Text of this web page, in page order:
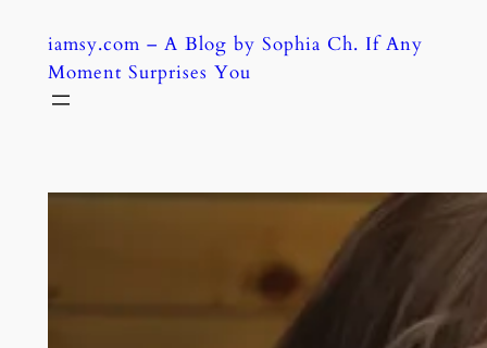
content
iamsy.com – A Blog by Sophia Ch. If Any
Moment Surprises You